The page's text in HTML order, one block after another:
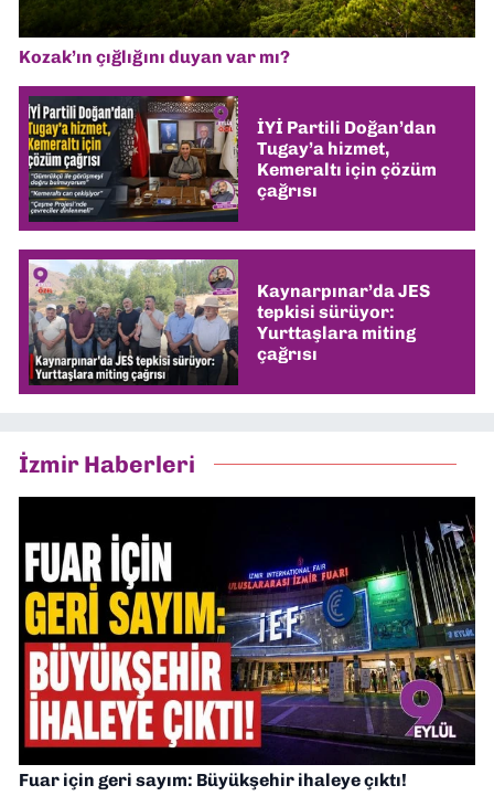
Kozak’ın çığlığını duyan var mı?
İYİ Partili Doğan’dan
Tugay’a hizmet,
Kemeraltı için çözüm
çağrısı
Kaynarpınar’da JES
tepkisi sürüyor:
Yurttaşlara miting
çağrısı
İzmir Haberleri
Fuar için geri sayım: Büyükşehir ihaleye çıktı!